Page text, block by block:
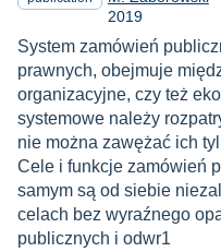
2019
System zamówień
prawnych, obejmuje
organizacyjne, czy też
systemowe należy
nie można zawężać ich
Cele i funkcje zamówień
samym są od siebie
celach bez wyraźnego
publicznych i odwr1